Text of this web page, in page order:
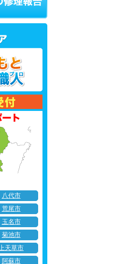
八代市
荒尾市
玉名市
菊池市
天草市
阿蘇市